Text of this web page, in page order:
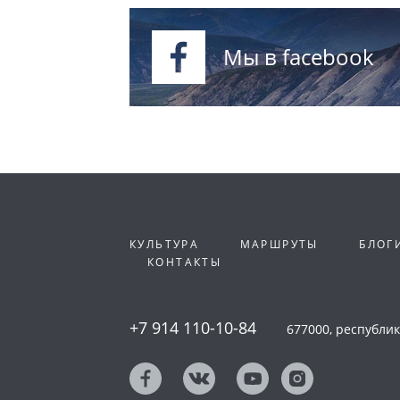
Мы в facebook
КУЛЬТУРА МАРШРУТЫ
КОНТАКТЫ
+7 914 110-10-84 677000,